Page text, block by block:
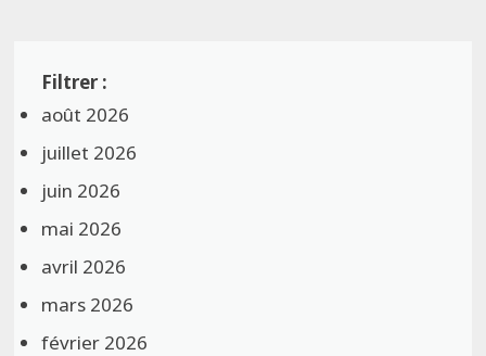
août 2026
juillet 2026
juin 2026
mai 2026
avril 2026
mars 2026
février 2026